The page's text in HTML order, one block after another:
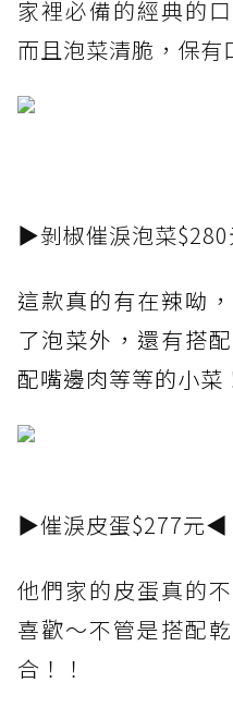
家裡必備的經典的
而且泡菜清脆，保有
▶剝椒催淚泡菜
這款真的有在辣呦
了泡菜外，還有搭
配嘴邊肉等等的小菜
▶催淚皮蛋$277元◀
他們家的皮蛋真的
喜歡～不管是搭配
合！！